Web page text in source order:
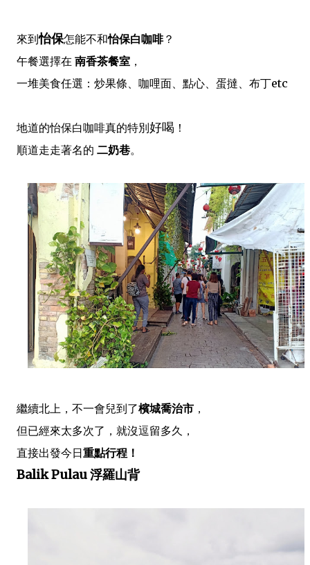
來到怡保怎能不和怡保白咖啡？
午餐選擇在 南香茶餐室 ，
一堆美食任選：炒果條、咖哩面、點心、蛋撻、布丁etc
地道的怡保白咖啡真的特別好喝 ！
順道走走著名的 二奶巷。
繼續北上，不一會兒到了檳城喬治市 ，
但已經來太多次了，就沒逗留多久，
直接出發今日重點行程！
Balik Pulau 浮羅山背